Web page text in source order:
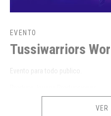
EVENTO
Tussiwarriors
Evento para todo publico.
VER